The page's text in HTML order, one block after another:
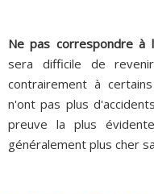
Ne pas correspondre à
sera difficile de
contrairement à
n'ont pas plus
preuve la plus
généralement plus cher